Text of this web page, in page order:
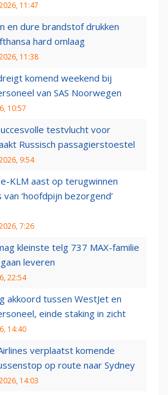
11:47
en dure brandstof drukken
hard omlaag
11:38
komend weekend bij
van SAS Noorwegen
10:57
testvlucht voor
Russisch passagierstoestel
9:54
KLM aast op terugwinnen
‘hoofdpijn bezorgend’
7:26
kleinste telg 737 MAX-familie
leveren
22:54
akkoord tussen WestJet en
einde staking in zicht
14:40
verplaatst komende
op route naar Sydney
14:03